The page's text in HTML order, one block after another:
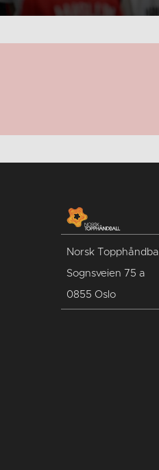
Norsk Topphåndball
Sognsveien 75 a
0855 Oslo